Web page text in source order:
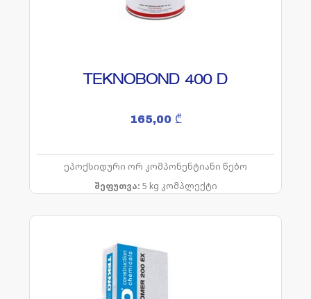
TEKNOBOND 400 D
165,00 ₾
ეპოქსიდური ორ კომპონენტიანი წებო
შეფუთვა: 5 kg კომპლექტი